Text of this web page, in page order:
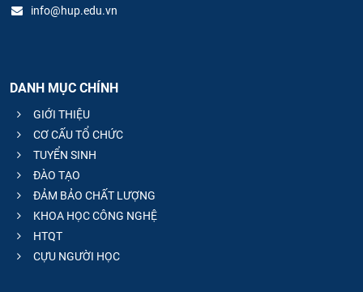
info@hup.edu.vn
DANH MỤC CHÍNH
GIỚI THIỆU
CƠ CẤU TỔ CHỨC
TUYỂN SINH
ĐÀO TẠO
ĐẢM BẢO CHẤT LƯỢNG
KHOA HỌC CÔNG NGHỆ
HTQT
CỰU NGƯỜI HỌC